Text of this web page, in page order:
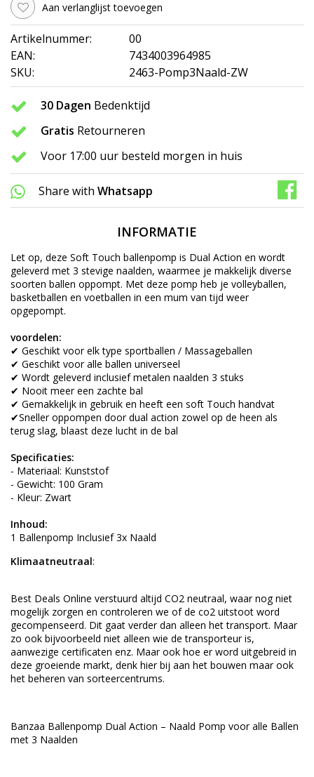
Aan verlanglijst toevoegen
Artikelnummer:
00
EAN:
7434003964985
SKU:
2463-Pomp3Naald-ZW
30 Dagen Bedenktijd
Gratis Retourneren
Voor 17:00 uur besteld morgen in huis
Share with Whatsapp
INFORMATIE
Let op, deze Soft Touch ballenpomp is Dual Action en wordt
geleverd met 3 stevige naalden, waarmee je makkelijk diverse
soorten ballen oppompt. Met deze pomp heb je volleyballen,
basketballen en voetballen in een mum van tijd weer
opgepompt.
voordelen:
✔ Geschikt voor elk type sportballen / Massageballen
✔ Geschikt voor alle ballen universeel
✔ Wordt geleverd inclusief metalen naalden 3 stuks
✔ Nooit meer een zachte bal
✔ Gemakkelijk in gebruik en heeft een soft Touch handvat
✔Sneller oppompen door dual action zowel op de heen als
terug slag, blaast deze lucht in de bal
Specificaties:
- Materiaal: Kunststof
- Gewicht: 100 Gram
- Kleur: Zwart
Inhoud:
1 Ballenpomp Inclusief 3x Naald
Klimaatneutraal:
Best Deals Online verstuurd altijd CO2 neutraal, waar nog niet
mogelijk zorgen en controleren we of de co2 uitstoot word
gecompenseerd. Dit gaat verder dan alleen het transport. Maar
zo ook bijvoorbeeld niet alleen wie de transporteur is,
aanwezige certificaten enz. Maar ook hoe er word uitgebreid in
deze groeiende markt, denk hier bij aan het bouwen maar ook
het beheren van sorteercentrums.
Banzaa Ballenpomp Dual Action – Naald Pomp voor alle Ballen
met 3 Naalden